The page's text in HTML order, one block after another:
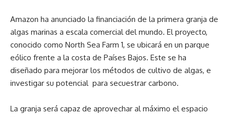
Amazon ha anunciado la financiación de la primera granja de
algas marinas a escala comercial del mundo. El proyecto,
conocido como North Sea Farm 1, se ubicará en un parque
eólico frente a la costa de Países Bajos. Este se ha
diseñado para mejorar los métodos de cultivo de algas, e
investigar su potencial para secuestrar carbono.
La granja será capaz de aprovechar al máximo el espacio